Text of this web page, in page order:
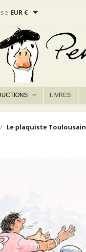
EUR € 
LIVRES
Le plaquiste Toulousain